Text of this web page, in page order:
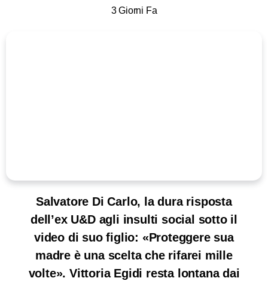
3 Giorni Fa
Salvatore Di Carlo, la dura risposta
dell’ex U&D agli insulti social sotto il
video di suo figlio: «Proteggere sua
madre è una scelta che rifarei mille
volte». Vittoria Egidi resta lontana dai